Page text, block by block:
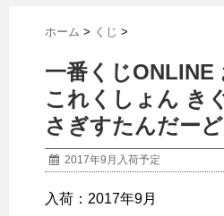
ホーム > くじ >
一番くじONLINE
これくしょん き
さぎすたんだー
2017年9月入荷予定
入荷：2017年9月